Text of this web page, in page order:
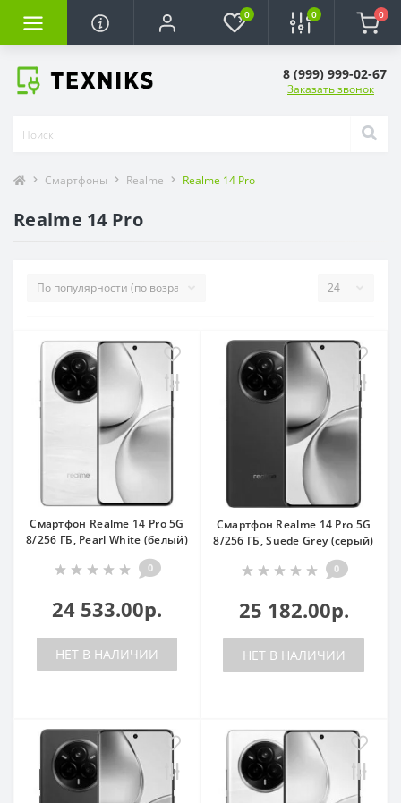
0 0 0
8 (999) 999-02-67
Заказать звонок
Смартфоны Realme Realme 14 Pro
Realme 14 Pro
Смартфон Realme 14 Pro 5G
8/256 ГБ, Pearl White (белый)
0
24 533.00р.
НЕТ В НАЛИЧИИ
Смартфон Realme 14 Pro 5G
8/256 ГБ, Suede Grey (серый)
0
25 182.00р.
НЕТ В НАЛИЧИИ